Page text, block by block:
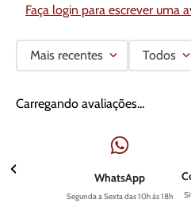
Faça login para escrever uma
Mais recentes Todos
Carregando avaliações…
WhatsApp
Segunda a Sexta das 10h às 18h